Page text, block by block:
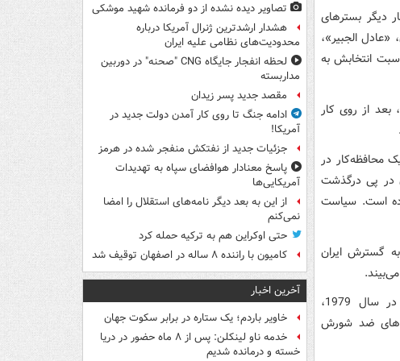
که از اوایل بهار سال 2011 آغاز شد بار دیگر بسترهای
الجبیر»،
انتخابش به
بعد از روی کار
محافظه‌کار در
در پی درگذشت
کرده است. سیاست
گسترش ایران
اندیشکده شورای آتلانتیک می‌افزاید از زمان پیروزی اتقلاب اسلامی ایران در سال 1979،
ضد شورش
تصاویر دیده‌ نشده از دو فرمانده شهید موشکی
هشدار ارشدترین ژنرال آمریکا درباره
محدودیت‌های نظامی علیه ایران
لحظه انفجار جایگاه CNG "صحنه" در دوربین
مداربسته
مقصد جدید پسر زیدان
ادامه جنگ تا روی کار آمدن دولت جدید در
آمریکا!
جزئیات جدید از نفتکش منفجر شده در هرمز
پاسخ معنادار هوافضای سپاه به تهدیدات
آمریکایی‌ها
از این به بعد دیگر نامه‌های استقلال را امضا
نمی‌کنم
حتی اوکراین هم به ترکیه حمله کرد
کامیون با راننده ۸ ساله در اصفهان توقیف شد
آخرین اخبار
خاویر باردم؛ یک ستاره در برابر سکوت جهان
خدمه ناو لینکلن: پس از ۸ ماه حضور در دریا
خسته و درمانده‌ شدیم